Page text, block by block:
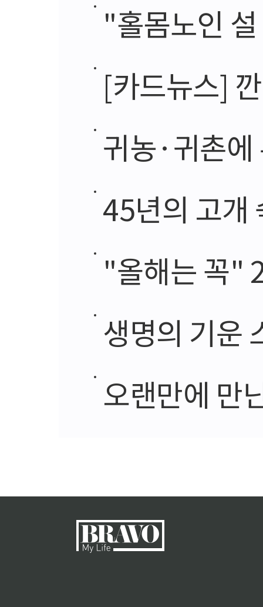
"홀몸노인
[카드뉴스]
귀농·귀촌
45년의 고개
"올해는 꼭"
생명의 기운
오랜만에 만